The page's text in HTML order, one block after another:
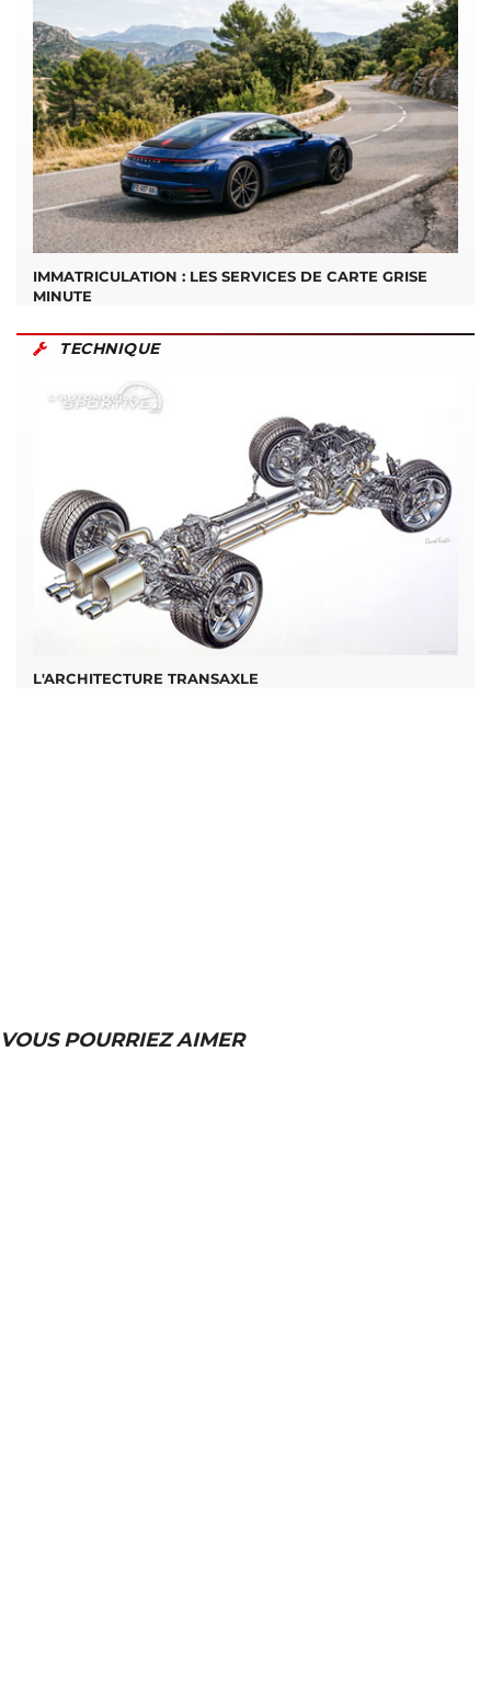
IMMATRICULATION : LES SERVICES DE CARTE GRISE
MINUTE
TECHNIQUE
L'ARCHITECTURE TRANSAXLE
VOUS POURRIEZ AIMER